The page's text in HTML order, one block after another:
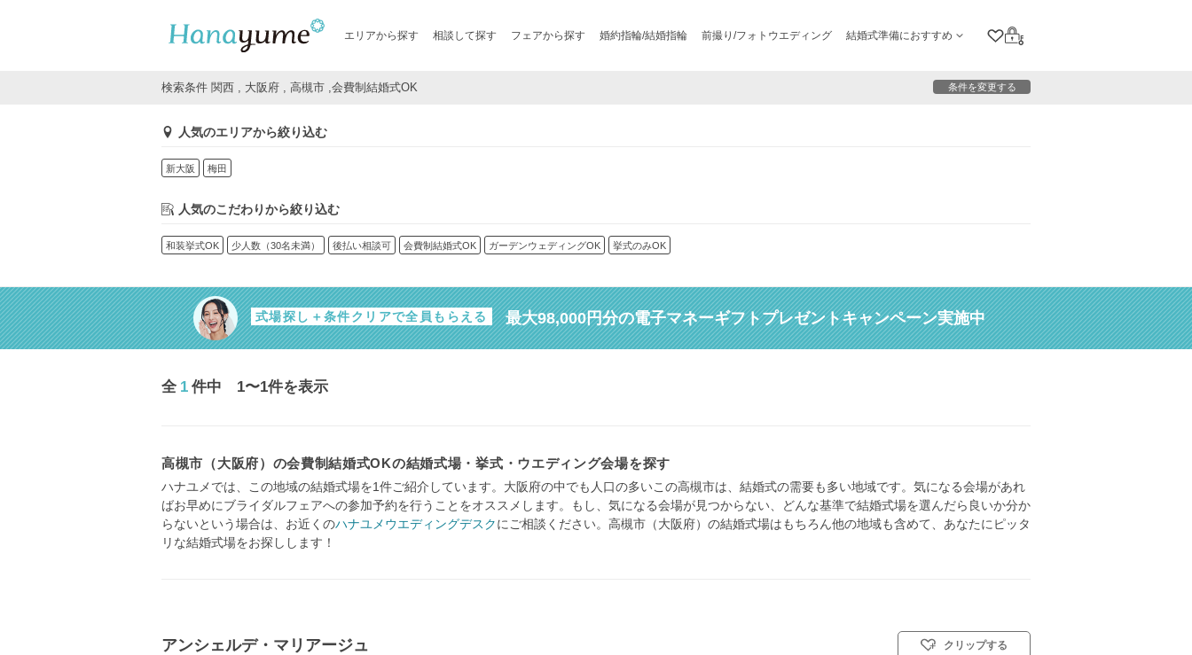
エリアから探す 相談して探す フェアから探す 婚約指輪/結婚指輪 前撮り/フォトウエディング 結婚式準備におすすめ
クリップリスト
ログイン
検索条件 関西 , 大阪府 , 高槻市 ,会費制結婚式OK 条件を変更する
人気のエリアから絞り込む
新大阪 梅田
人気のこだわりから絞り込む
和装挙式OK 少人数（30名未満） 後払い相談可 会費制結婚式OK ガーデンウェディングOK 挙式のみOK
式場探し＋条件クリアで全員もらえる 最大98,000円分の電子マネーギフトプレゼントキャンペーン実施中
全 1 件中 1〜1件を表示
高槻市（大阪府）の会費制結婚式OKの結婚式場・挙式・ウエディング会場を探す
ハナユメでは、この地域の結婚式場を1件ご紹介しています。大阪府の中でも人口の多いこの高槻市は、結婚式の需要も多い地域です。気になる会場があれ
ばお早めにブライダルフェアへの参加予約を行うことをオススメします。もし、気になる会場が見つからない、どんな基準で結婚式場を選んだら良いか分か
らないという場合は、お近くのハナユメウエディングデスクにご相談ください。高槻市（大阪府）の結婚式場はもちろん他の地域も含めて、あなたにピッタ
リな結婚式場をお探しします！
アンシェルデ・マリアージュ クリップする